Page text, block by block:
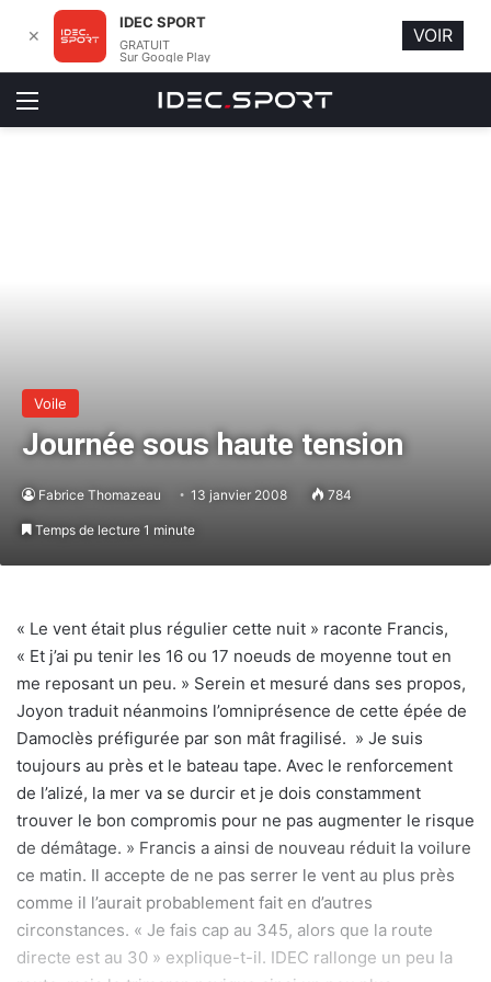
Menu
Voile
Journée sous haute tension
Fabrice Thomazeau 13 janvier 2008 784
Temps de lecture 1 minute
« Le vent était plus régulier cette nuit » raconte Francis,
« Et j’ai pu tenir les 16 ou 17 noeuds de moyenne tout en
me reposant un peu. » Serein et mesuré dans ses propos,
Joyon traduit néanmoins l’omniprésence de cette épée de
Damoclès préfigurée par son mât fragilisé. » Je suis
toujours au près et le bateau tape. Avec le renforcement
de l’alizé, la mer va se durcir et je dois constamment
trouver le bon compromis pour ne pas augmenter le risque
de démâtage. » Francis a ainsi de nouveau réduit la voilure
ce matin. Il accepte de ne pas serrer le vent au plus près
comme il l’aurait probablement fait en d’autres
circonstances. « Je fais cap au 345, alors que la route
directe est au 30 » explique-t-il. IDEC rallonge un peu la
✕
IDEC SPORT
GRATUIT
Sur Google Play
VOIR